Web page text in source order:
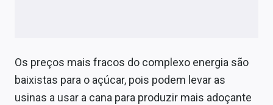
Conteúdo de Marca
Os preços mais fracos do complexo energia são
baixistas para o açúcar, pois podem levar as
usinas a usar a cana para produzir mais adoçante